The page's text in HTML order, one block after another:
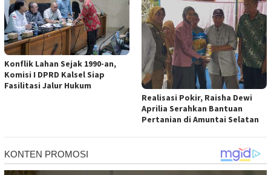
Konflik Lahan Sejak 1990-an,
Komisi I DPRD Kalsel Siap
Fasilitasi Jalur Hukum
Realisasi Pokir, Raisha Dewi
Aprilia Serahkan Bantuan
Pertanian di Amuntai Selatan